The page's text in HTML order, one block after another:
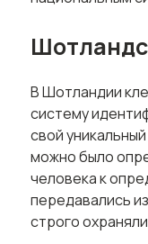
В Шотландии
систему
свой
можно было
человека к
передавались
строго